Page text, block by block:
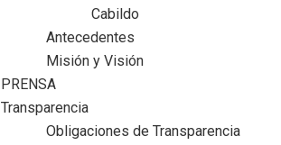
Cabildo
Antecedentes
Misión y Visión
PRENSA
Transparencia
Obligaciones de Transparencia